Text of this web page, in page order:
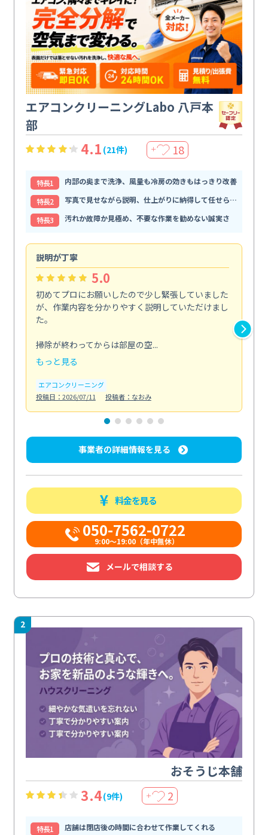
エアコンクリーニングLabo 八戸本
部
4.1 (21件) ＋ 18
特⻑1
内部の奥まで洗浄、風量も冷房の効きもはっきり改善
特⻑2
写真で見せながら説明、仕上がりに納得して任せられる
特⻑3
汚れか故障か見極め、不要な作業を勧めない誠実さ
説明が丁寧
5.0
初めてプロにお願いしたので少し緊張していました
が、作業内容を分かりやすく説明していただけまし
た。
掃除が終わってからは部屋の空...
もっと見る
エアコンクリーニング
投稿日：2026/07/11
投稿者：なおみ
事業者の詳細情報を見る
料金を見る
050-7562-0722
9:00～19:00（年中無休）
メールで相談する
2
おそうじ本舗
3.4(9件) ＋ 2
特⻑1
店舗は閉店後の時間に合わせて作業してくれる